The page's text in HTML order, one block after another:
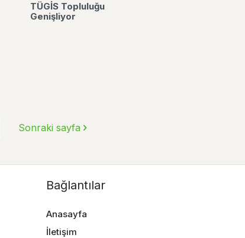
TÜGİS Topluluğu
Genişliyor
Sonraki sayfa
Bağlantılar
Anasayfa
İletişim